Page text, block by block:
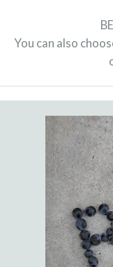
You can also